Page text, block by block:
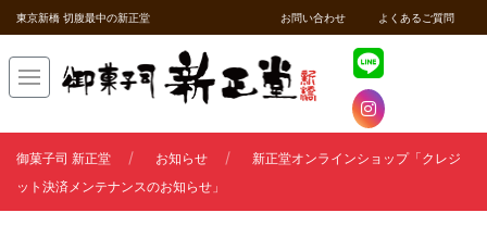
東京新橋 切腹最中の新正堂 お問い合わせ よくあるご質問
御菓子司 新正堂 お知らせ
新正堂オンラインショップ「クレジ
ット決済メンテナンスのお知らせ」